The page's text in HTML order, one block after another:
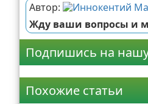
Автор:
Жду ваши вопросы и
Подпишись на нашу
Похожие статьи